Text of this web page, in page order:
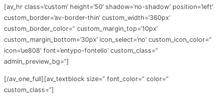
[av_hr class=’custom’ height=’50’ shadow=’no-shadow’ position=’left’
custom_border=’av-border-thin’ custom_width=’360px’
custom_border_color=” custom_margin_top=’10px’
custom_margin_bottom=’30px’ icon_select=’no’ custom_icon_color=”
icon=’ue808′ font=’entypo-fontello’ custom_class=”
admin_preview_bg=”]
[/av_one_full][av_textblock size=” font_color=” color=”
custom_class=”]